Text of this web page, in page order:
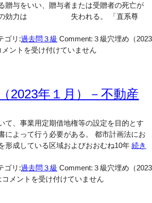
贈与をいい、贈与者または受贈者の死亡が
その効力は 失われる。 「直系尊
ゴリ:過去問３級 Comment: ３級穴埋め（2023
メントを受け付けていません
2023年１月）－不動産
て、事業用定期借地権等の設定を目的とす
によって行う必要がある。 都市計画法にお
形成している区域およびおおむね10年続き
ゴリ:過去問３級 Comment: ３級穴埋め（2023
コメントを受け付けていません